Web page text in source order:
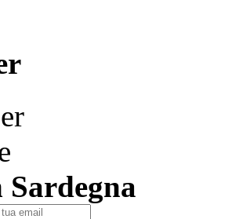
Sardegna